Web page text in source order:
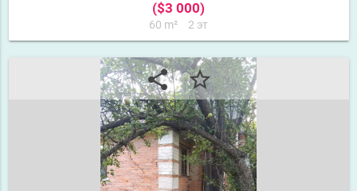
($3 000)
60 m² 2 эт
share star_border